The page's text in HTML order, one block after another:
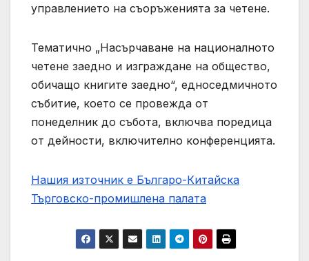
управлението на съоръженията за четене.
Тематично „Насърчаване на националното
четене заедно и изграждане на общество,
обичащо книгите заедно“, едноседмичното
събитие, което се провежда от
понеделник до събота, включва поредица
от дейности, включително конференцията.
Нашия източник е Българо-Китайска
Търговско-промишлена палaта